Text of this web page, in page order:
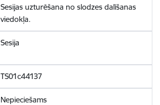
Sesijas uzturēšana no slodzes dalīšanas
viedokļa.
Sesija
TS01c44137
Nepieciešams